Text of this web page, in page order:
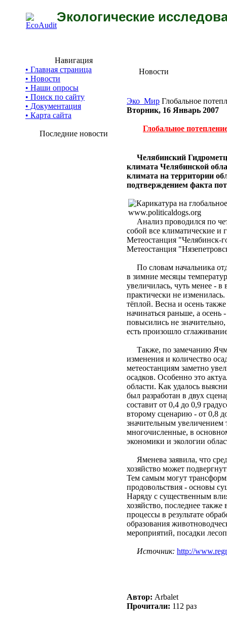
Экологические
Навигация
• Главная страница
• Новости
• Наши опросы
• Поиск по сайту
• Документация
• Карта сайта
Последние новости
Новости
Эко_Мир Глобальное
Вторник, 16 Январь 2007
Глобальное
Челябинский
климата Челябинской
климата на территории
подтверждением факта
Анализ проводился по
собой все климатические и
Метеостанция "Челябинск-
Метеостанция
По словам начальника
в зимние месяцы
увеличилась, чуть менее - в
практически не
тёплой. Весна и осень
начинаться раньше, а
повысились не
есть произошло
Также, по замечанию
изменения и количество
метеостанциям заметно
осадков. Особенно это
области. Как удалось
был разработан в двух
составит от 0,4 до 0,9
второму сценарию - от 0,8
значительным
многочисленные, в
экономики и экологии
Яменева заявила, что
хозяйство может
Тем самым могут
продовольствия - основы
Наряду с существенным
хозяйство, последнее
процессы в результате
образования
мероприятий, посадки
Источник: http://
Автор: Arbalet
Прочитали: 112 раз